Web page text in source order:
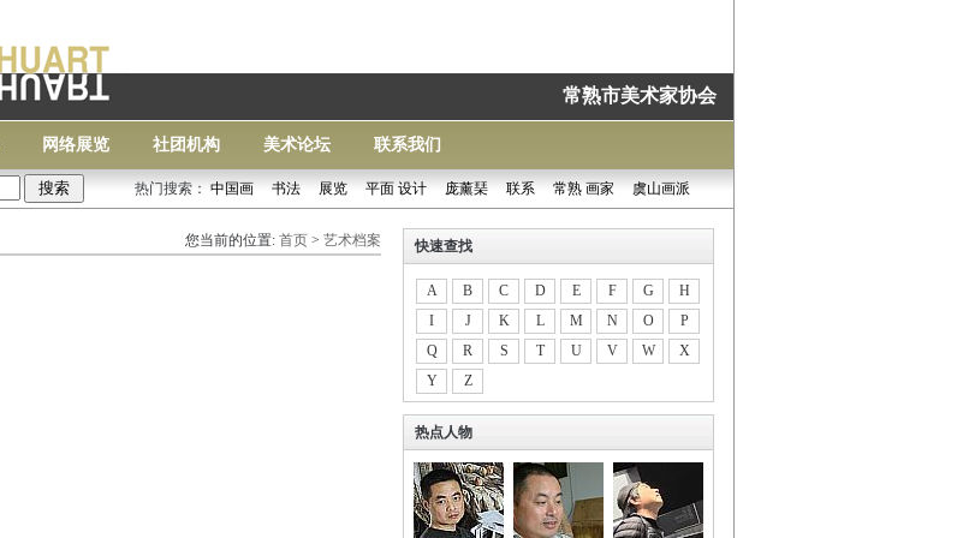
常熟市美术家协会
网络展览 社团机构 美术论坛 联系我们
热门搜索： 中国画 书法 展览 平面 设计 庞薰琹 联系 常熟 画家 虞山画派
您当前的位置: 首页 > 艺术档案 快速查找
A B C D E F G
H
I
J K L M N O
P
Q
R S T U V W
X
Y
Z
热点人物